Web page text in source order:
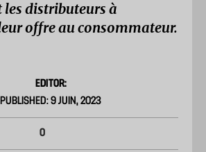
les distributeurs à
offre au consommateur.
EDITOR:
PUBLISHED: 9 JUIN, 2023
0